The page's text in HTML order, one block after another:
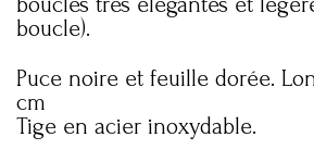
boucle).
Puce noire et feuille dorée.
cm
Tige en acier inoxydable.